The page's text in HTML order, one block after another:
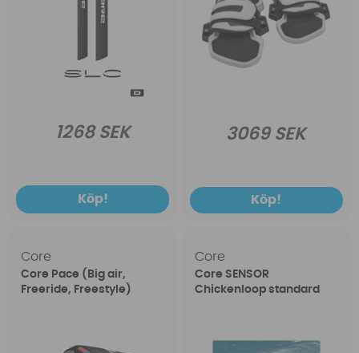
1268 SEK
Köp!
3069 SEK
Köp!
Core
Core Pace (Big air,
Freeride, Freestyle)
Core
Core SENSOR
Chickenloop standard